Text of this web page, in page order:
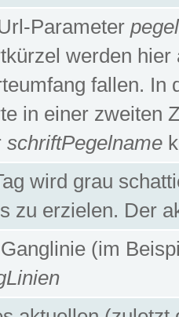
Parameter
werden
fallen. In
in einer zweiten
schriftPegelname
wird grau
zu erzielen. Der
(im